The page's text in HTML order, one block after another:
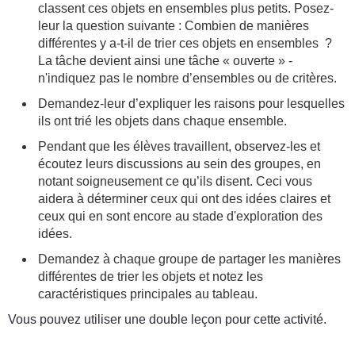
classent ces objets en ensembles plus petits. Posez-
leur la question suivante : Combien de manières
différentes y a-t-il de trier ces objets en ensembles ?
La tâche devient ainsi une tâche « ouverte » -
n'indiquez pas le nombre d’ensembles ou de critères.
Demandez-leur d’expliquer les raisons pour lesquelles
ils ont trié les objets dans chaque ensemble.
Pendant que les élèves travaillent, observez-les et
écoutez leurs discussions au sein des groupes, en
notant soigneusement ce qu’ils disent. Ceci vous
aidera à déterminer ceux qui ont des idées claires et
ceux qui en sont encore au stade d'exploration des
idées.
Demandez à chaque groupe de partager les manières
différentes de trier les objets et notez les
caractéristiques principales au tableau.
Vous pouvez utiliser une double leçon pour cette activité.